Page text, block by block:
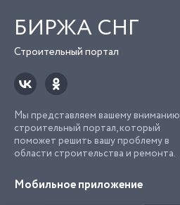
БИРЖА СНГ
Строительный портал
Мы представляем вашему вниманию
строительный портал, который
поможет решить вашу проблему в
области строительства и ремонта.
Мобильное приложение